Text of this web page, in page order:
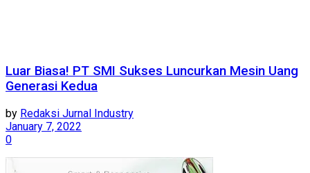
Luar Biasa! PT SMI Sukses Luncurkan Mesin Uang
Generasi Kedua
by Redaksi Jurnal Industry
January 7, 2022
0